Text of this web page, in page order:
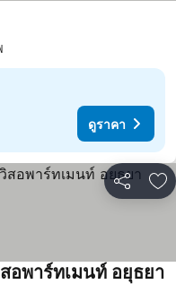
ดูราคา
แชร์ เ
อพาร์ทเมนท์ อยุธยา